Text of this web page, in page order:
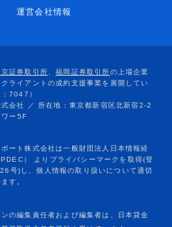
運営会社情報
の編集責任者および編集者は、日本貸金